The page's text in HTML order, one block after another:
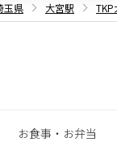
玉県 大宮駅
お食事・お弁当